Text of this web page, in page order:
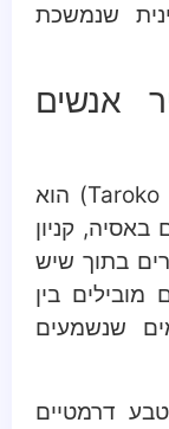
סינית שנמשכת
אנשים
ניתוק מלא מהעיר. טריקון (Taroko Gorge) הוא
באסיה, קניון
בתוך שיש
מובילים בין
שנשמעים
דרמטיים